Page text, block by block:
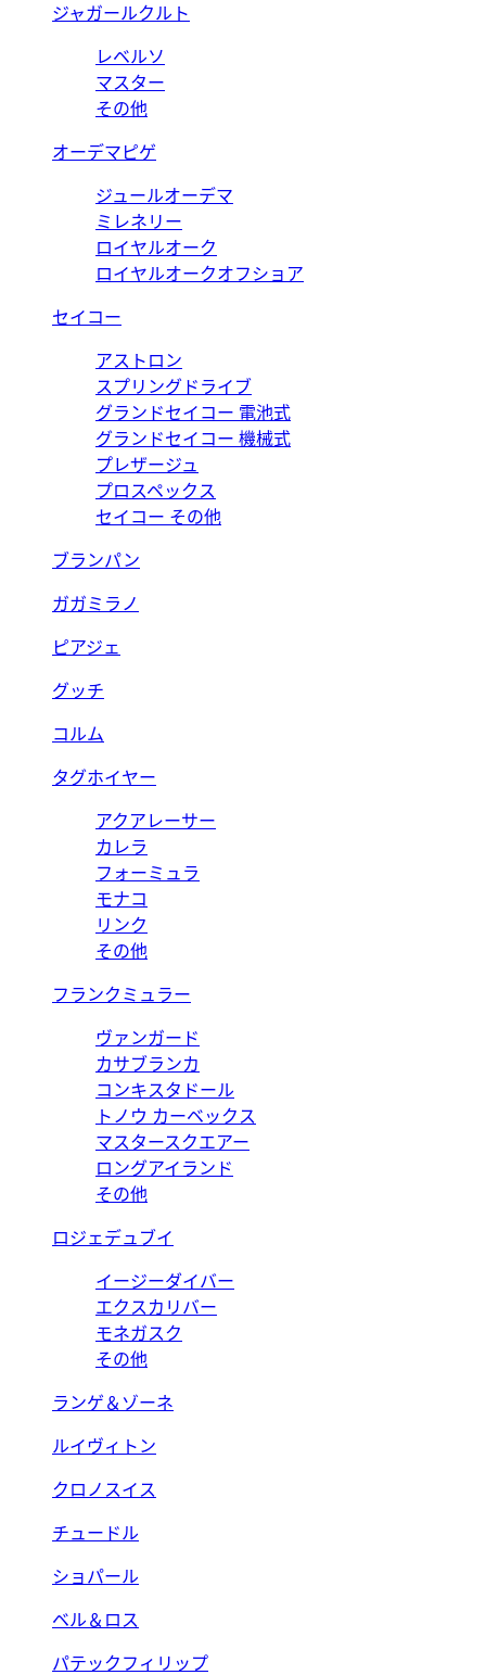
ジャガールクルト
レベルソ
マスター
その他
オーデマピゲ
ジュールオーデマ
ミレネリー
ロイヤルオーク
ロイヤルオークオフショア
セイコー
アストロン
スプリングドライブ
グランドセイコー 電池式
グランドセイコー 機械式
プレザージュ
プロスペックス
セイコー その他
ブランパン
ガガミラノ
ピアジェ
グッチ
コルム
タグホイヤー
アクアレーサー
カレラ
フォーミュラ
モナコ
リンク
その他
フランクミュラー
ヴァンガード
カサブランカ
コンキスタドール
トノウ カーベックス
マスタースクエアー
ロングアイランド
その他
ロジェデュブイ
イージーダイバー
エクスカリバー
モネガスク
その他
ランゲ＆ゾーネ
ルイヴィトン
クロノスイス
チュードル
ショパール
ベル＆ロス
パテックフィリップ